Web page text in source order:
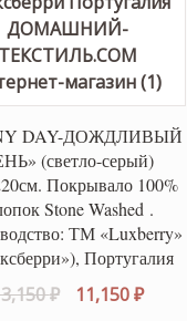
DAY-ДОЖДЛИВЫЙ
(светло-серый)
Покрывало 100%
Stone Washed .
ТМ «Luxberry»
Португалия
₽ 11,150₽